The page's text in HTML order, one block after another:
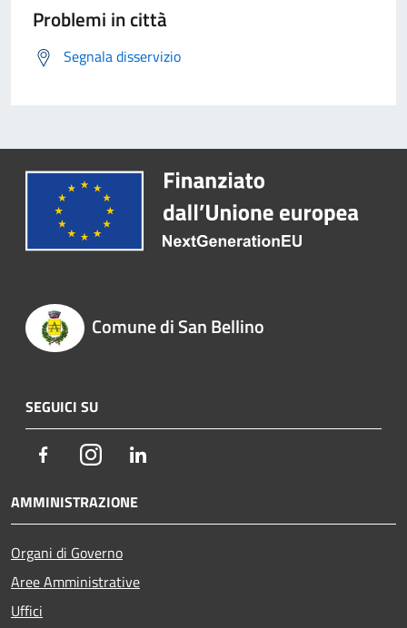
Problemi in città
Segnala disservizio
Comune di San Bellino
SEGUICI SU
FacebookInstagram
AMMINISTRAZIONE
Organi di Governo
Aree Amministrative
Uffici